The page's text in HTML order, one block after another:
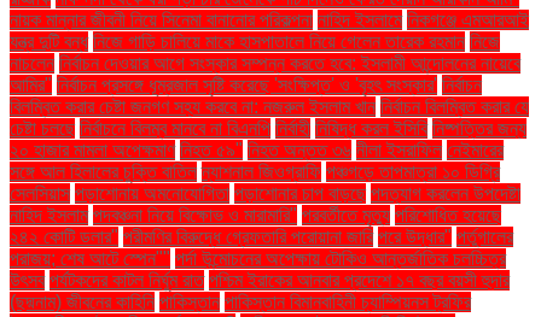
নায়ক মান্নার জীবনী নিয়ে সিনেমা বানানোর পরিকল্পনা নাহিদ ইসলামে নিকগঞ্জে এমআরআই
যন্ত্র দুটি বন্ধ নিজে গাড়ি চালিয়ে মাকে হাসপাতালে নিয়ে গেলেন তারেক রহমান নিজে
নাচলেন নির্বাচন দেওয়ার আগে সংস্কার সম্পন্ন করতে হবে: ইসলামী আন্দোলনের নায়েবে
আমির" নির্বাচন প্রসঙ্গে ধূম্রজাল সৃষ্টি করেছে 'সংক্ষিপ্ত' ও 'বৃহৎ সংস্কার' নির্বাচন
বিলম্বিত করার চেষ্টা জনগণ সহ্য করবে না: নজরুল ইসলাম খান নির্বাচন বিলম্বিত করার যে
চেষ্টা চলছে নির্বাচনে বিলম্ব মানবে না বিএনপি নির্বাহী নিষিদ্ধ করল ইসিবি নিষ্পত্তির জন্য
২০ হাজার মামলা অপেক্ষমাণ নিহত ৫৯" নিহত অন্তত ৩৬ নীলা ইসরাফিল নেইমারের
সঙ্গে আল হিলালের চুক্তি বাতিল ন্যাশনাল জিওগ্রাফি পঞ্চগড়ে তাপমাত্রা ১০ ডিগ্রি
সেলসিয়াস পড়াশোনায় অমনোযোগিতা পড়াশোনার চাপ বাড়ছে পদত্যাগ করলেন উপদেষ্টা
নাহিদ ইসলাম পদবঞ্চনা নিয়ে বিক্ষোভ ও মারামারি" পরবর্তীতে মৃত্যু পরিশোধিত হয়েছে
২৪২ কোটি ডলার" পরীমণির বিরুদ্ধে গ্রেফতারি পরোয়ানা জারি পরে উদ্ধার" পর্তুগালের
পরাজয়; শেষ আটে স্পেন"" পর্দা উন্মোচনের অপেক্ষায় টোকিও আন্তর্জাতিক চলচ্চিত্র
উৎসব পর্যটকদের কাটল নির্ঘুম রাত পশ্চিম ইরাকের আনবার প্রদেশে ১৭ বছর বয়সী হুদার
(ছদ্মনাম) জীবনের কাহিনি পাকিস্তান পাকিস্তান বিমানবাহিনী চ্যাম্পিয়নস ট্রফির